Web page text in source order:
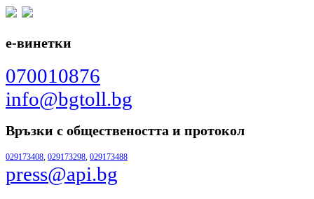
е-винетки
070010876
info@bgtoll.bg
Връзки с обществеността и протокол
029173408, 029173298, 029173488
press@api.bg